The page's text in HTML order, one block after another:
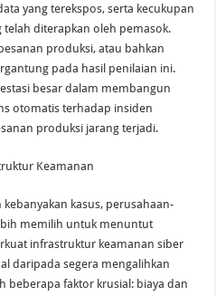
yang terekspos, serta kecukupan
telah diterapkan oleh pemasok.
produksi, atau bahkan
pada hasil penilaian ini.
besar dalam membangun
otomatis terhadap insiden
produksi jarang terjadi.
Keamanan
kasus, perusahaan-
memilih untuk menuntut
infrastruktur keamanan siber
daripada segera mengalihkan
beberapa faktor krusial: biaya dan